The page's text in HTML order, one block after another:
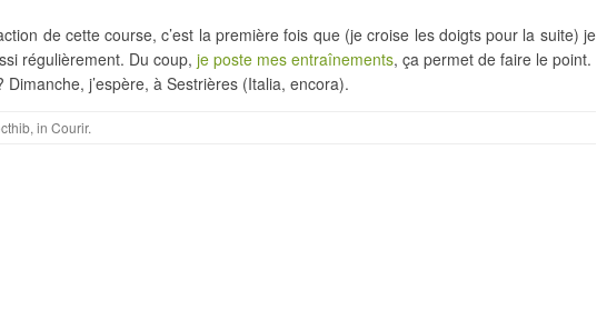
de cette course, c’est la première fois que (je croise les doigts pour la suite) je
régulièrement. Du coup, je poste mes entraînements, ça permet de faire le point.
Dimanche, j’espère, à Sestrières (Italia, encora).
, in Courir.